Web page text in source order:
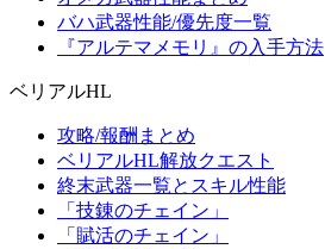
バハ武器性能/優先度一覧
『アルテマメモリ』の入手方法
ベリアルHL
攻略/報酬まとめ
ベリアルHL解放クエスト
終末武器一覧とスキル性能
「技錬のチェイン」
「賦活のチェイン」